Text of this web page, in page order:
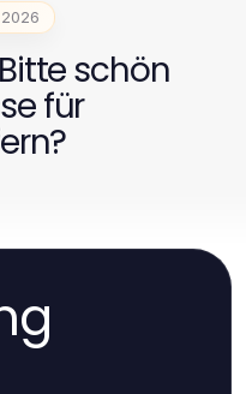
schön
für